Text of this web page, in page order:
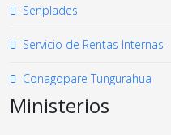
Senplades
Servicio de Rentas Internas
Conagopare Tungurahua
Ministerios